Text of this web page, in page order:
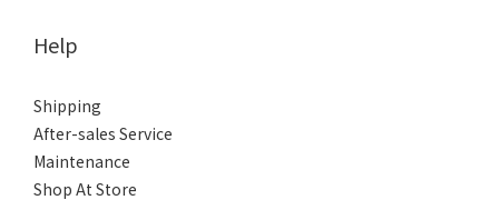
Help
Shipping
After-sales Service
Maintenance
Shop At Store